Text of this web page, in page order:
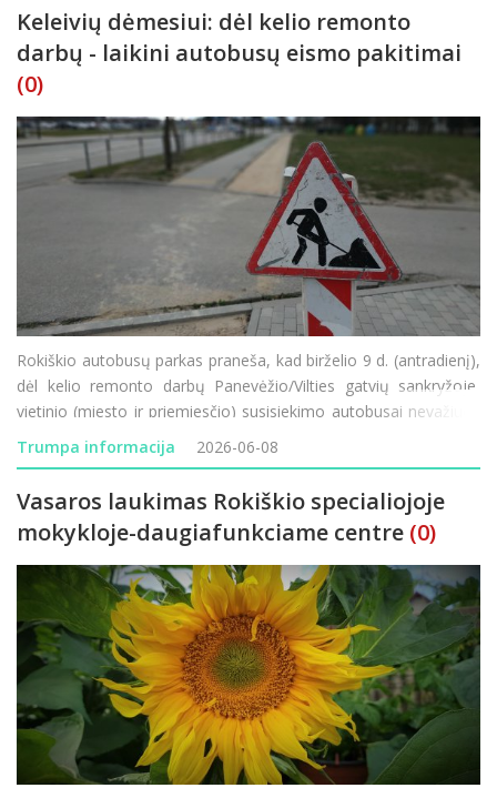
Keleivių dėmesiui: dėl kelio remonto
darbų - laikini autobusų eismo pakitimai
(0)
Rokiškio autobusų parkas praneša, kad birželio 9 d. (antradienį),
dėl kelio remonto darbų Panevėžio/Vilties gatvių sankryžoje,
vietinio (miesto ir priemiesčio) susisiekimo autobusai nevažiuos
Panevėžio, Vilties ir Taikos gatvėmis. Informacija tel. +370 458
52982 arba www.rokiskioap.lt
Trumpa informacija 2026-06-08
Vasaros laukimas Rokiškio specialiojoje
mokykloje-daugiafunkciame centre (0)